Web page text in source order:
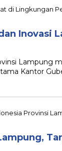
Inovasi
Lampung
Kantor